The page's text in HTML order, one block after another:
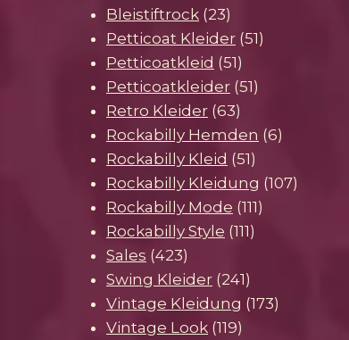
Produkte
Bleistiftrock 2323
Produkte
Petticoat Kleider 5151
Petticoatkleid 5151
Produkte
Petticoatkleider 5151
Retro Kleider 6363
Produkte
Rockabilly Hemden 66
Rockabilly Kleid 5151
Produkte
Rockabilly Kleidung 107107
Rockabilly Mode 111111
Rockabilly Style 111111
Sales 423423
Produkte
Swing Kleider 241241
Produkte
Vintage Kleidung 173173
Vintage Look 119119